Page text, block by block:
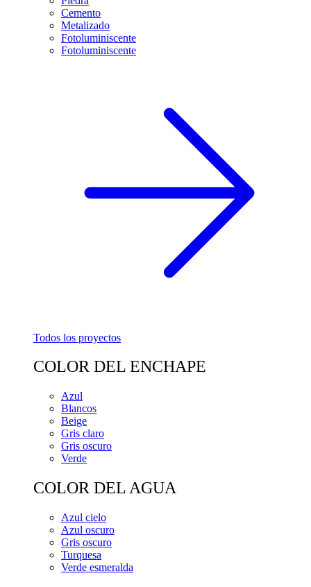
Cemento
Metalizado
Fotoluminiscente
Fotoluminiscente
Todos los proyectos
COLOR DEL ENCHAPE
Azul
Blancos
Beige
Gris claro
Gris oscuro
Verde
COLOR DEL AGUA
Azul cielo
Azul oscuro
Gris oscuro
Turquesa
Verde esmeralda